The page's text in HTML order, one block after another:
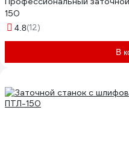
150
4.8(12)
В